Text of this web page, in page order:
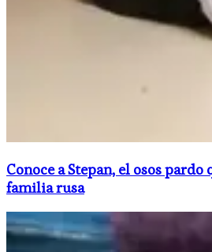
Conoce a Stepan, el osos pardo
familia rusa